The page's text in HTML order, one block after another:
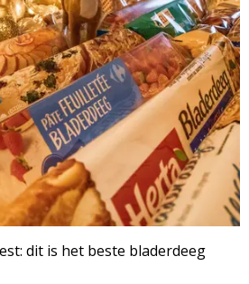
dit is het beste bladerdeeg